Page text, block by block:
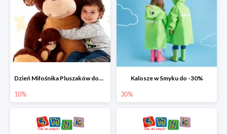
Dzień Miłośnika Pluszaków dodatkowy rabat -10%
10%
Kalosze w Smyku do -30%
30%